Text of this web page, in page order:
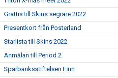
Grattis till Skins segrare 2022
Presentkort från Posterland
Starlista till Skins 2022
Anmälan till Period 2
Sparbanksstiftelsen Finn